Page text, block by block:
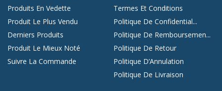
Produits En Vedette
Produit Le Plus Vendu
Derniers Produits
Produit Le Mieux Noté
Suivre La Commande
Termes Et Conditions
Politique De Confidential...
Politique De Remboursemen...
Politique De Retour
Politique D’Annulation
Politique De Livraison